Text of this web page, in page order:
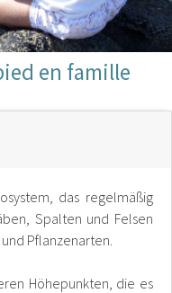
en famille
das regelmäßig
Spalten und Felsen
Pflanzenarten.
Höhepunkten, die es